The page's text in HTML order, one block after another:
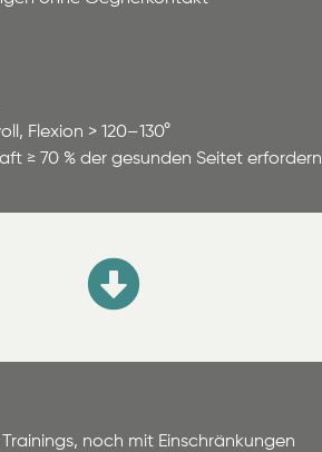
Flexion > 120–130°
≥ 70 % der gesunden Seitet erfordern
noch mit Einschränkungen